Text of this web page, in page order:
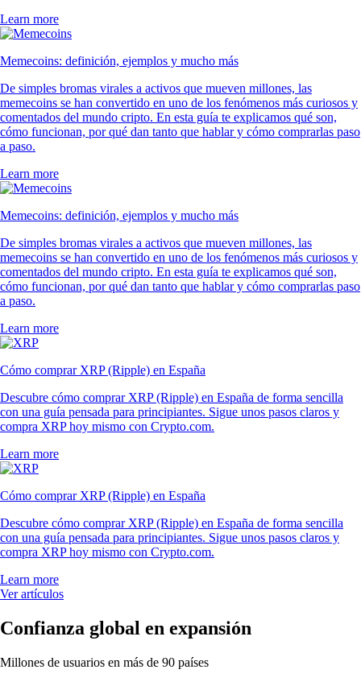
Learn more
Memecoins: definición, ejemplos y mucho más
De simples bromas virales a activos que mueven millones, las
memecoins se han convertido en uno de los fenómenos más curiosos y
comentados del mundo cripto. En esta guía te explicamos qué son,
cómo funcionan, por qué dan tanto que hablar y cómo comprarlas paso
a paso.
Learn more
Memecoins: definición, ejemplos y mucho más
De simples bromas virales a activos que mueven millones, las
memecoins se han convertido en uno de los fenómenos más curiosos y
comentados del mundo cripto. En esta guía te explicamos qué son,
cómo funcionan, por qué dan tanto que hablar y cómo comprarlas paso
a paso.
Learn more
Cómo comprar XRP (Ripple) en España
Descubre cómo comprar XRP (Ripple) en España de forma sencilla
con una guía pensada para principiantes. Sigue unos pasos claros y
compra XRP hoy mismo con Crypto.com.
Learn more
Cómo comprar XRP (Ripple) en España
Descubre cómo comprar XRP (Ripple) en España de forma sencilla
con una guía pensada para principiantes. Sigue unos pasos claros y
compra XRP hoy mismo con Crypto.com.
Learn more
Ver artículos
Confianza global en expansión
Millones de usuarios en más de 90 países